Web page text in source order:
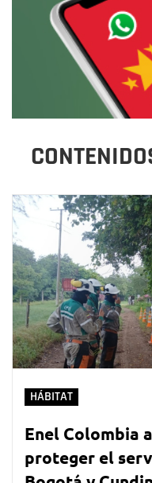
HÁBITAT
Enel Colombia
proteger el